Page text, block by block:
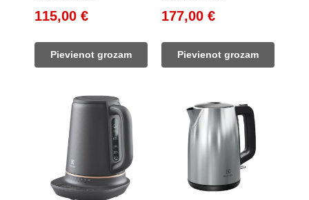
Original
was:
133,00 €.
115,00 €Current
Pievienot grozam
Original
was:
203,00 €.
177,00 €Current
Pievienot grozam